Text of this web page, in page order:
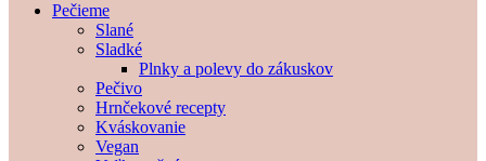
Pečieme
Slané
Sladké
Plnky a polevy do zákuskov
Pečivo
Hrnčekové recepty
Kváskovanie
Vegan